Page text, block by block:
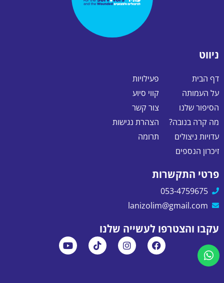
ניווט
דף הבית
על העמותה
הסיפור שלנו
מה קרה בנובה?
עדויות ניצולים
זיכרון הנספים
פעילויות
קווי סיוע
צור קשר
הצהרת נגישות
תרומה
פרטי התקשרות
053-4759675
lanizolim@gmail.com
עקבו והצטרפו לעשייה שלנו